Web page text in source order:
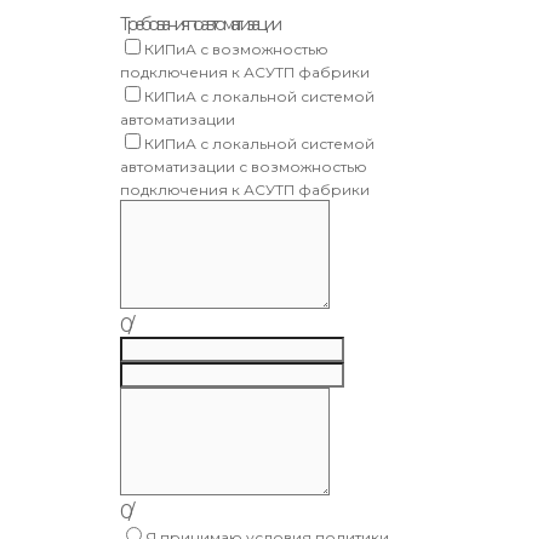
Требования по автоматизации
КИПиА с возможностью
подключения к АСУТП фабрики
КИПиА с локальной системой
автоматизации
КИПиА с локальной системой
автоматизации с возможностью
подключения к АСУТП фабрики
0/
0/